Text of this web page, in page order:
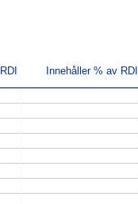
RDI Innehåller % av RDI